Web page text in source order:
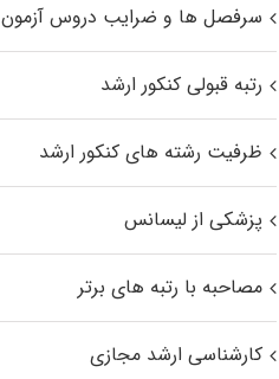
سرفصل ها و ضرایب دروس آزمون
رتبه قبولی کنکور ارشد
ظرفیت رشته های کنکور ارشد
پزشکی از لیسانس
مصاحبه با رتبه های برتر
کارشناسی ارشد مجازی